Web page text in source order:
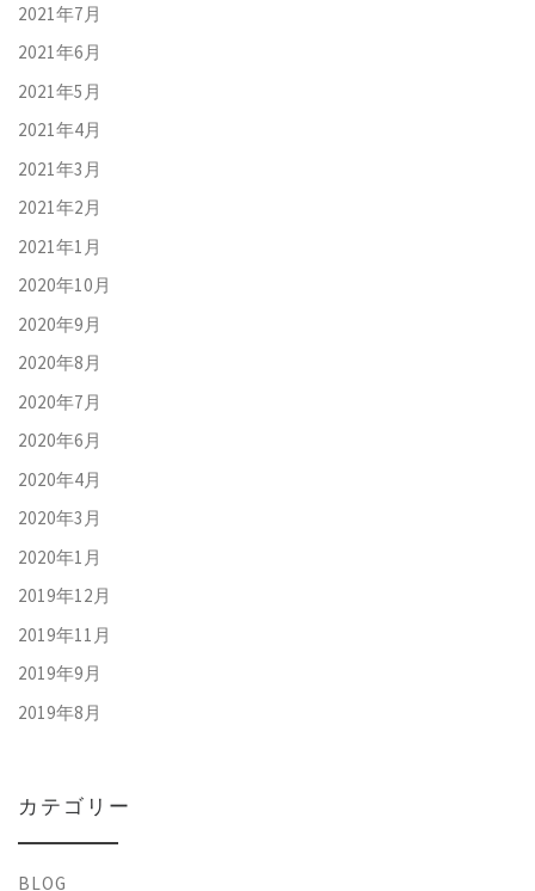
2021年7月
2021年6月
2021年5月
2021年4月
2021年3月
2021年2月
2021年1月
2020年10月
2020年9月
2020年8月
2020年7月
2020年6月
2020年4月
2020年3月
2020年1月
2019年12月
2019年11月
2019年9月
2019年8月
カテゴリー
BLOG